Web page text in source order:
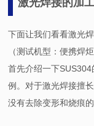
激光焊接的加
下面让我们看看激光
（测试机型：便携焊
首先介绍一下
例。对于激光焊接擅
没有去除变形和烧痕